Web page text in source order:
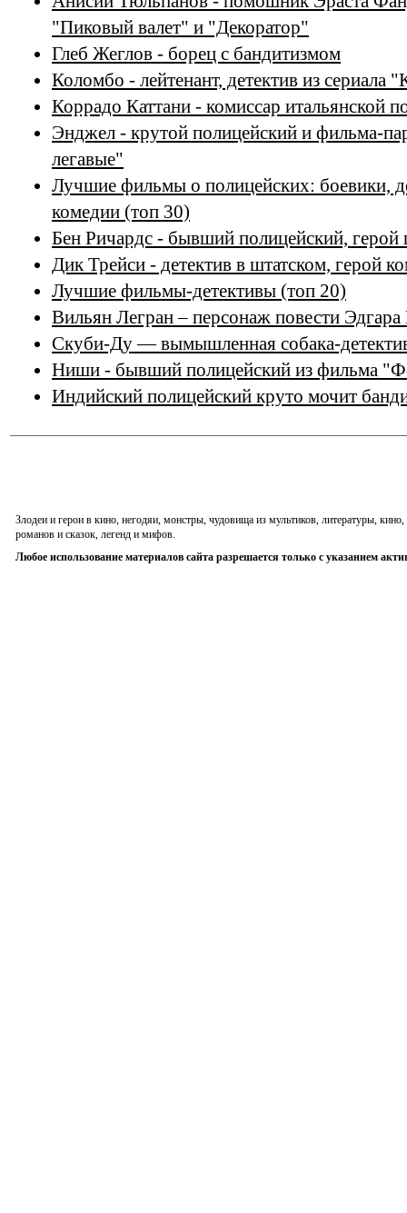
"Пиковый валет" и "Декоратор"
Глеб Жеглов - борец с бандитизмом
Коломбо - лейтенант, детектив из сериала
Коррадо Каттани - комиссар итальянской
Энджел - крутой полицейский и фильма-
легавые"
Лучшие фильмы о полицейских: боевики,
комедии (топ 30)
Бен Ричардс - бывший полицейский,
Дик Трейси - детектив в штатском, герой
Лучшие фильмы-детективы (топ 20)
Вильян Легран – персонаж повести
Скуби-Ду — вымышленная собака-
Ниши - бывший полицейский из фильма
Индийский полицейский круто мочит
Злодеи и герои в кино, негодяи, монстры, чудовища из мультиков, литературы,
романов и сказок, легенд и мифов.
Любое использование материалов сайта разрешается только с указанием